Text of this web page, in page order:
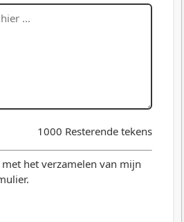
1000 Resterende tekens
het verzamelen van mijn